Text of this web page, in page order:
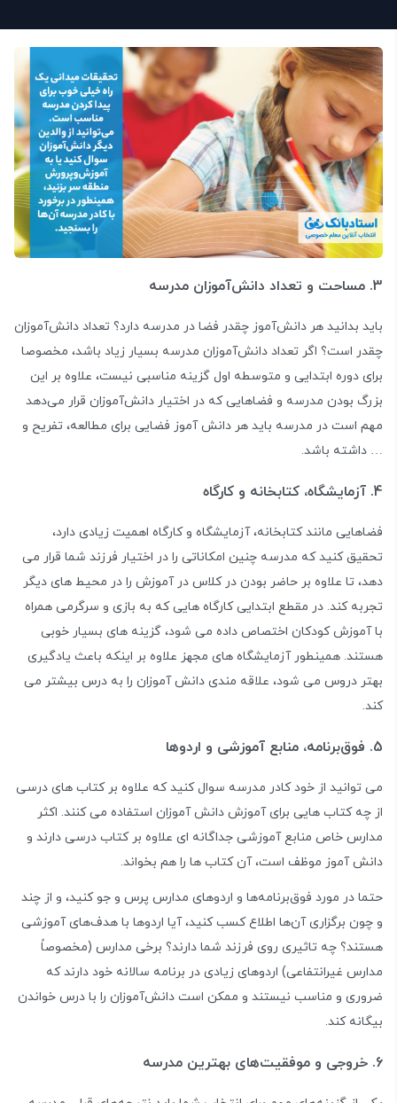
3. مساحت و تعداد دانش‌آموزان مدرسه
باید بدانید هر دانش‌آموز چقدر فضا در مدرسه دارد؟ تعداد دانش‌آموزان
چقدر است؟ اگر تعداد دانش‌آموزان مدرسه بسیار زیاد باشد، مخصوصا
برای دوره ابتدایی و متوسطه اول گزینه مناسبی نیست، علاوه بر این
بزرگ بودن مدرسه و فضاهایی که در اختیار دانش‌آموزان قرار می‌دهد
مهم است در مدرسه باید هر دانش آموز فضایی برای مطالعه، تفریح و
… داشته باشد.
4. آزمایشگاه، کتابخانه و کارگاه
فضاهایی مانند کتابخانه، آزمایشگاه و کارگاه اهمیت زیادی دارد،
تحقیق کنید که مدرسه چنین امکاناتی را در اختیار فرزند شما قرار می
دهد، تا علاوه بر حاضر بودن در کلاس در آموزش را در محیط های دیگر
تجربه کند. در مقطع ابتدایی کارگاه هایی که به بازی و سرگرمی همراه
با آموزش کودکان اختصاص داده می شود، گزینه های بسیار خوبی
هستند. همینطور آزمایشگاه های مجهز علاوه بر اینکه باعث یادگیری
بهتر دروس می شود، علاقه مندی دانش آموزان را به درس بیشتر می
کند.
5. فوق‌برنامه، منابع آموزشی و اردوها
می توانید از خود کادر مدرسه سوال کنید که علاوه بر کتاب های درسی
از چه کتاب هایی برای آموزش دانش آموزان استفاده می کنند. اکثر
مدارس خاص منابع آموزشی جداگانه ای علاوه بر کتاب درسی دارند و
دانش آموز موظف است، آن کتاب ها را هم بخواند.
حتما در مورد فوق‌برنامه‌ها و اردوهای مدارس پرس و جو کنید، و از چند
و چون برگزاری آن‌ها اطلاع کسب کنید، آیا اردوها با هدف‌های آموزشی
هستند؟ چه تاثیری روی فرزند شما دارند؟ برخی مدارس (مخصوصاً
مدارس غیرانتفاعی) اردوهای زیادی در برنامه سالانه خود دارند که
ضروری و مناسب نیستند و ممکن است دانش‌آموزان را با درس خواندن
بیگانه کند.
6. خروجی و موفقیت‌های بهترین مدرسه